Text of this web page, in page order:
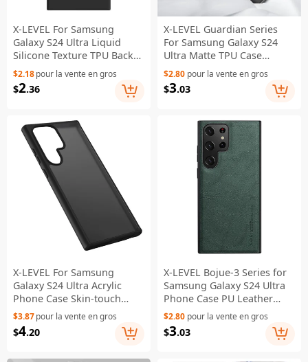
X-LEVEL For Samsung
Galaxy S24 Ultra Liquid
Silicone Texture TPU Back
Cover Anti-scratch Phone
Case - Black
$2.18pour la vente en gros
$2.36
X-LEVEL Guardian Series
For Samsung Galaxy S24
Ultra Matte TPU Case
Phone Cover - Black
$2.80 pour la vente en gros
$3.03
X-LEVEL For Samsung
Galaxy S24 Ultra Acrylic
Phone Case Skin-touch
Rubberized Cover - Black
$3.87pour la vente en gros
$4.20
X-LEVEL Bojue-3 Series for
Samsung Galaxy S24 Ultra
Phone Case PU Leather
Coated TPU Cover - Green
$2.80 pour la vente en gros
$3.03